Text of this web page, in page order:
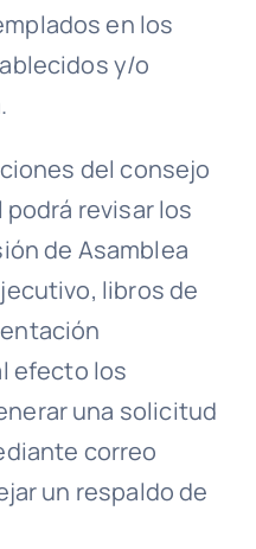
en los
y/o
.
delconsejo
podrá revisar los
de Asamblea
, libros de
efecto los
una solicitud
correo
un respaldo de